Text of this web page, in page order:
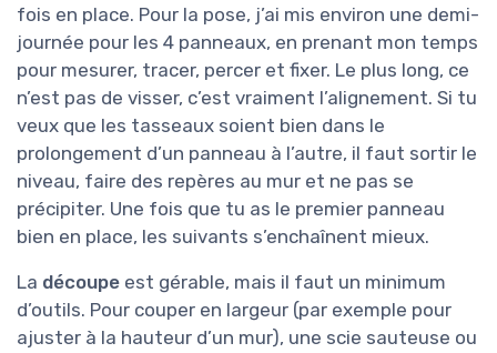
fois en place. Pour la pose, j’ai mis environ une demi-
journée pour les 4 panneaux, en prenant mon temps
pour mesurer, tracer, percer et fixer. Le plus long, ce
n’est pas de visser, c’est vraiment l’alignement. Si tu
veux que les tasseaux soient bien dans le
prolongement d’un panneau à l’autre, il faut sortir le
niveau, faire des repères au mur et ne pas se
précipiter. Une fois que tu as le premier panneau
bien en place, les suivants s’enchaînent mieux.
La découpe est gérable, mais il faut un minimum
d’outils. Pour couper en largeur (par exemple pour
ajuster à la hauteur d’un mur), une scie sauteuse ou